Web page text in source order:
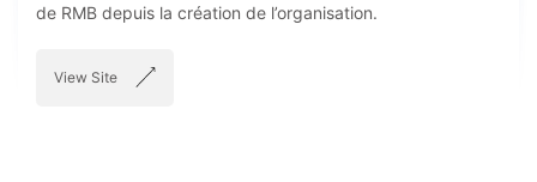
de RMB depuis la création de l’organisation.
View Site